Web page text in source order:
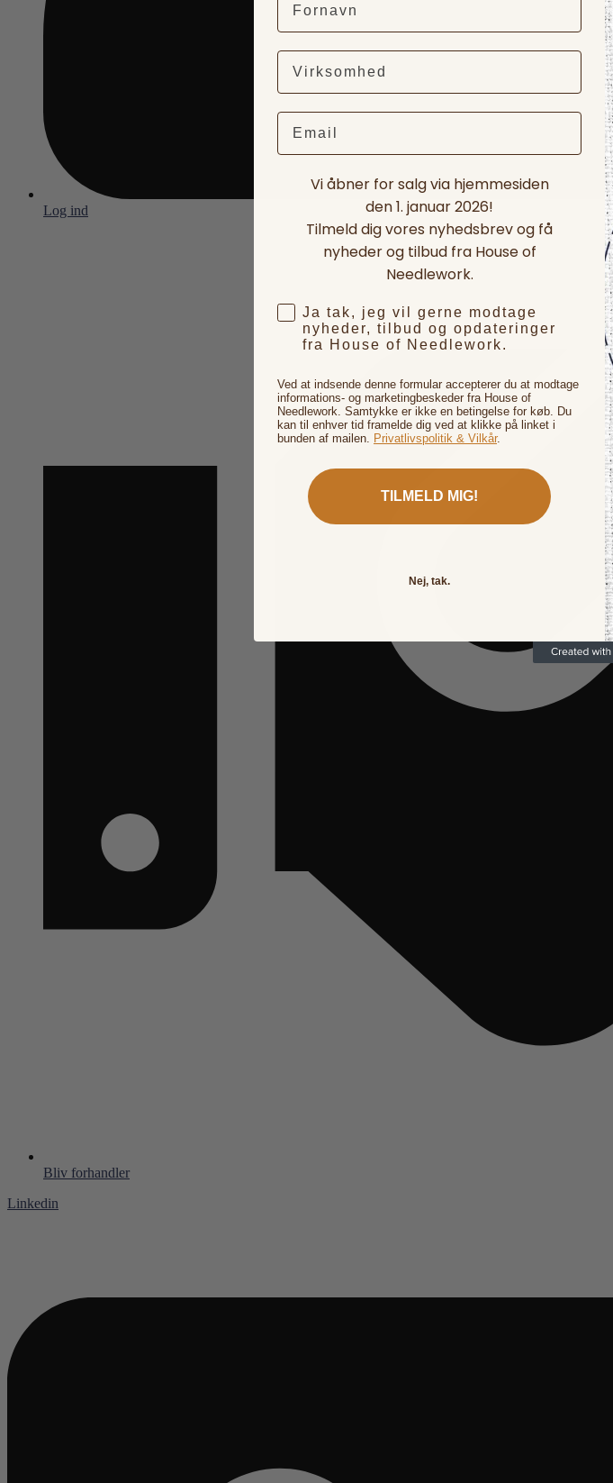
Log ind
Bliv forhandler
Linkedin
Email
Vi åbner for salg via hjemmesiden
den 1. januar 2026!
Tilmeld dig vores nyhedsbrev og få
nyheder og tilbud fra House of
Needlework.
Ja tak, jeg vil gerne modtage
nyheder, tilbud og opdateringer
fra House of Needlework.
Ved at indsende denne formular accepterer du at modtage
informations- og marketingbeskeder fra House of
Needlework. Samtykke er ikke en betingelse for køb. Du
kan til enhver tid framelde dig ved at klikke på linket i
bunden af mailen. Privatlivspolitik & Vilkår.
TILMELD MIG!
Nej, tak.